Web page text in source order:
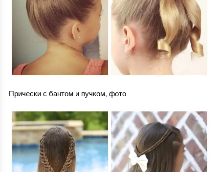
Прически с бантом и пучком, фото